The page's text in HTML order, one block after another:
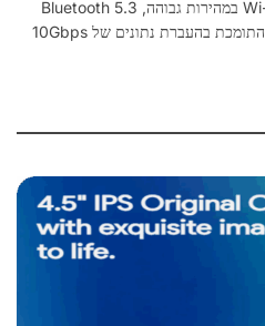
מבחינת קישוריות, המכשיר כולל Wi-Fi במהירות גבוהה, Bluetooth 5.3
ויציאת USB 3.2 Gen 2 Type-C התומכת בהעברת נתונים של 10Gbps